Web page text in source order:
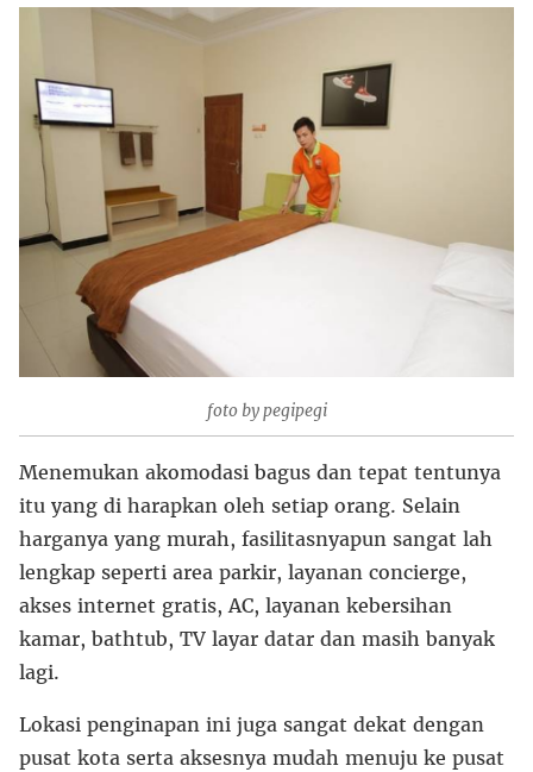
foto by pegipegi
Menemukan akomodasi bagus dan tepat tentunya
itu yang di harapkan oleh setiap orang. Selain
harganya yang murah, fasilitasnyapun sangat lah
lengkap seperti area parkir, layanan concierge,
akses internet gratis, AC, layanan kebersihan
kamar, bathtub, TV layar datar dan masih banyak
lagi.
Lokasi penginapan ini juga sangat dekat dengan
pusat kota serta aksesnya mudah menuju ke pusat